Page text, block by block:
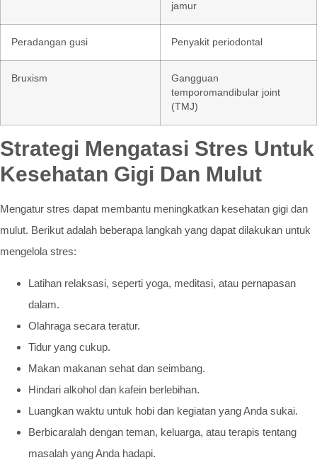
jamur
Peradangan gusi Penyakit periodontal
Bruxism
Gangguan
temporomandibular joint
(TMJ)
Strategi Mengatasi Stres Untuk
Kesehatan Gigi Dan Mulut
Mengatur stres dapat membantu meningkatkan kesehatan gigi dan
mulut. Berikut adalah beberapa langkah yang dapat dilakukan untuk
mengelola stres:
Latihan relaksasi, seperti yoga, meditasi, atau pernapasan
dalam.
Olahraga secara teratur.
Tidur yang cukup.
Makan makanan sehat dan seimbang.
Hindari alkohol dan kafein berlebihan.
Luangkan waktu untuk hobi dan kegiatan yang Anda sukai.
Berbicaralah dengan teman, keluarga, atau terapis tentang
masalah yang Anda hadapi.